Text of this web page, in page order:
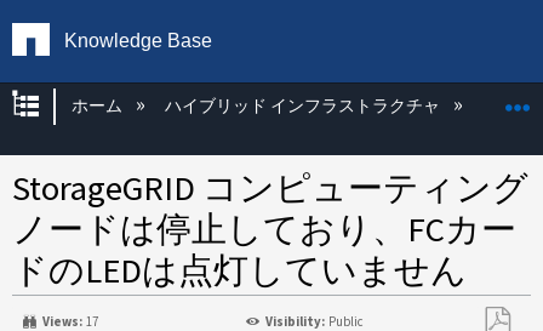
Knowledge Base
グローバル階層を展開/折りたたむ
ホーム ハイブリッド インフラストラクチャ
StorageGRID コンピューティング
ノードは停止しており、FCカー
ドのLEDは点灯していません
Views: 17 Visibility: Public